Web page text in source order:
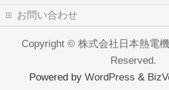
お問い合わせ
Copyright © 株式会社日本熱電
Reserved.
Powered byWordPress &